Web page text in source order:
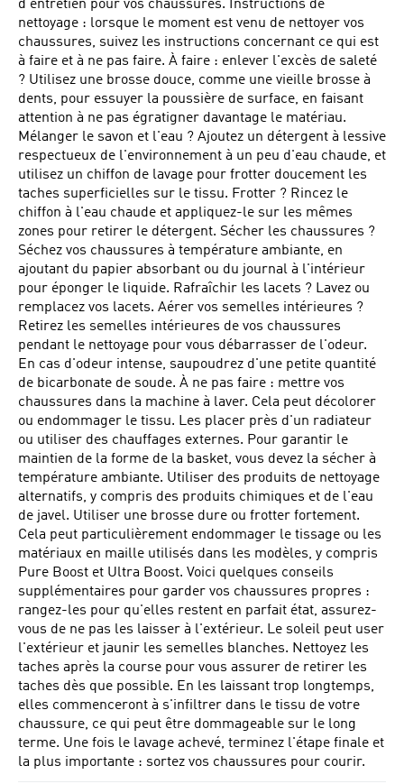
d'entretien pour vos chaussures. Instructions de
nettoyage : lorsque le moment est venu de nettoyer vos
chaussures, suivez les instructions concernant ce qui est
à faire et à ne pas faire. À faire : enlever l'excès de saleté
? Utilisez une brosse douce, comme une vieille brosse à
dents, pour essuyer la poussière de surface, en faisant
attention à ne pas égratigner davantage le matériau.
Mélanger le savon et l'eau ? Ajoutez un détergent à lessive
respectueux de l'environnement à un peu d'eau chaude, et
utilisez un chiffon de lavage pour frotter doucement les
taches superficielles sur le tissu. Frotter ? Rincez le
chiffon à l'eau chaude et appliquez-le sur les mêmes
zones pour retirer le détergent. Sécher les chaussures ?
Séchez vos chaussures à température ambiante, en
ajoutant du papier absorbant ou du journal à l'intérieur
pour éponger le liquide. Rafraîchir les lacets ? Lavez ou
remplacez vos lacets. Aérer vos semelles intérieures ?
Retirez les semelles intérieures de vos chaussures
pendant le nettoyage pour vous débarrasser de l'odeur.
En cas d'odeur intense, saupoudrez d'une petite quantité
de bicarbonate de soude. À ne pas faire : mettre vos
chaussures dans la machine à laver. Cela peut décolorer
ou endommager le tissu. Les placer près d'un radiateur
ou utiliser des chauffages externes. Pour garantir le
maintien de la forme de la basket, vous devez la sécher à
température ambiante. Utiliser des produits de nettoyage
alternatifs, y compris des produits chimiques et de l'eau
de javel. Utiliser une brosse dure ou frotter fortement.
Cela peut particulièrement endommager le tissage ou les
matériaux en maille utilisés dans les modèles, y compris
Pure Boost et Ultra Boost. Voici quelques conseils
supplémentaires pour garder vos chaussures propres :
rangez-les pour qu'elles restent en parfait état, assurez-
vous de ne pas les laisser à l'extérieur. Le soleil peut user
l'extérieur et jaunir les semelles blanches. Nettoyez les
taches après la course pour vous assurer de retirer les
taches dès que possible. En les laissant trop longtemps,
elles commenceront à s'infiltrer dans le tissu de votre
chaussure, ce qui peut être dommageable sur le long
terme. Une fois le lavage achevé, terminez l'étape finale et
la plus importante : sortez vos chaussures pour courir.